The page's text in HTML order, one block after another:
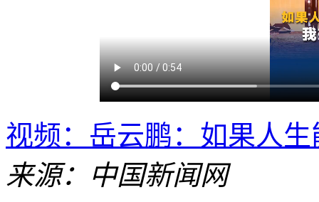
视频：岳云鹏：如果人
来源：中国新闻网